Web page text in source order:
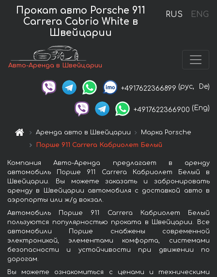
RUS ENG
Прокат авто Porsche 911
Carrera Cabrio White в
Швейцарии
Авто-Аренда в Швейцарии
+4917622366899 (рус, De)
+4917622366900 (Eng)
Аренда авто в Швейцарии
Марка Porsche
Порше 911 Carrera Кабриолет Белый
Компания Авто-Аренда предлагает в аренду
автомобиль Порше 911 Carrera Кабриолет Белый в
Швейцарии. Вы можете заказать и забронировать
аренду в Швейцарии автомобиля с доставкой авто в
аэропорты или ж/д вокзал.
Автомобиль Порше 911 Carrera Кабриолет Белый
пользуются популярностью проката в Швейцарии. Все
автомобили Порше снабжены современной
электроникой, элементами комфорта, системами
безопасности и устойчивости при движении по
дорогам.
Вы можете ознакомиться с ценами и техническими